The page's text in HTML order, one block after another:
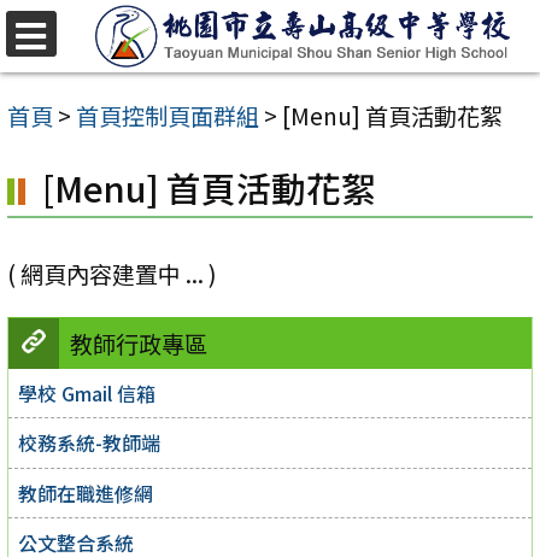
跳
至
主
內
容
區
首頁 > 首頁控制頁面群組 > [Menu] 首頁活動花絮
教師行政專區
學校 Gmail 信箱
校務系統-教師端
教師在職進修網
公文整合系統
[Menu] 首頁活動花絮
( 網頁內容建置中 ... )
選
單